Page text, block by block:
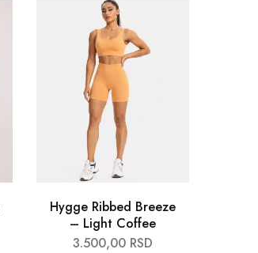
Hygge Ribbed Breeze
– Light Coffee
3.500,00 RSD